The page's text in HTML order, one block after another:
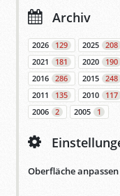
Archiv
2026 129 2025 208
2021
181 2020 190
2016
286 2015 248
2011
135 2010 117
2006
2 2005 1
Oberfläche anpassen